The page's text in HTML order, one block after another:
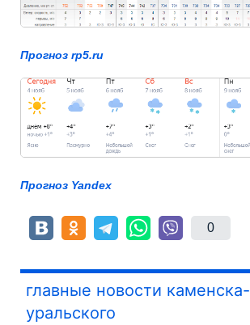
Прогноз rp5.ru
Прогноз Yandex
0
главные новости каменска-
уральского